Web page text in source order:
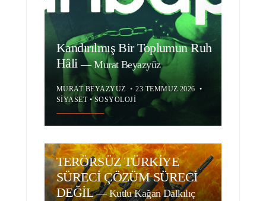
Kandırılmış Bir Toplumun Ruh
Hâli—Murat Beyazyüz
MURAT BEYAZYÜZ • 23 TEMMUZ 2026 •
SIYASET• SOSYOLOJI
TERÖRSÜZ TÜRKİYE
SÜRECİ ÇÖZÜM SÜRECİ
DEĞİL—Kutlu Kağan Dalkılıç